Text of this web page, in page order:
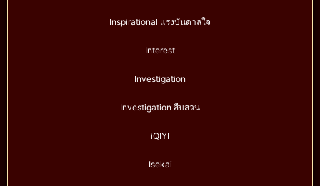
Inspirational แรงบันดาลใจ
Interest
Investigation
Investigation สืบสวน
iQIYI
Isekai